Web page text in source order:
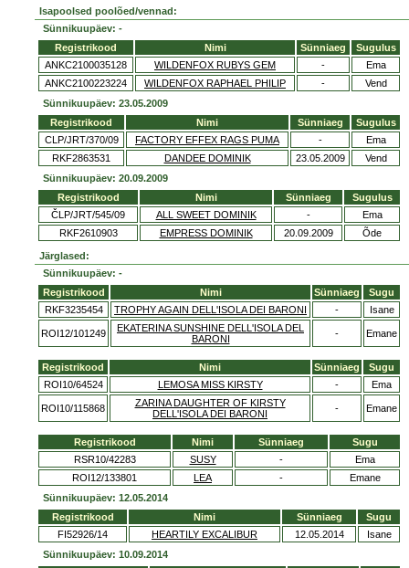
Isapoolsed poolõed/vennad:
Sünnikuupäev: -
Registrikood
Nimi Sünniaeg
Sugulus
ANKC2100035128
WILDENFOX RUBYS GEM -
Ema
ANKC2100223224
WILDENFOX RAPHAEL PHILIP -
Vend
Sünnikuupäev: 23.05.2009
Registrikood
Nimi Sünniaeg
Sugulus
CLP/JRT/370/09
FACTORY EFFEX RAGS PUMA -
Ema
RKF2863531
DANDEE DOMINIK 23.05.2009
Vend
Sünnikuupäev: 20.09.2009
Registrikood
Nimi Sünniaeg
Sugulus
ČLP/JRT/545/09
ALL SWEET DOMINIK -
Ema
RKF2610903
EMPRESS DOMINIK 20.09.2009 Õde
Järglased:
Sünnikuupäev: -
Registrikood
Nimi Sünniaeg
Sugu
RKF3235454
TROPHY AGAIN DELL'ISOLA DEI BARONI - Isane
ROI12/101249
EKATERINA SUNSHINE DELL'ISOLA DEL
BARONI
- Emane
Registrikood Nimi Sünniaeg
Sugu
ROI10/64524
LEMOSA MISS KIRSTY - Ema
ROI10/115868
ZARINA DAUGHTER OF KIRSTY
DELL'ISOLA DEI BARONI
- Emane
Registrikood Nimi Sünniaeg
Sugu
RSR10/42283
SUSY -
Ema
ROI12/133801
LEA -
Emane
Sünnikuupäev: 12.05.2014
Registrikood
Nimi Sünniaeg
Sugu
FI52926/14
HEARTILY EXCALIBUR 12.05.2014
Isane
Sünnikuupäev: 10.09.2014